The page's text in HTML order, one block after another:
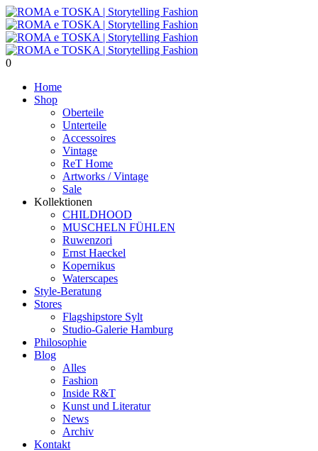
0
Home
Shop
Oberteile
Unterteile
Accessoires
Vintage
ReT Home
Artworks / Vintage
Sale
Kollektionen
CHILDHOOD
MUSCHELN FÜHLEN
Ruwenzori
Ernst Haeckel
Kopernikus
Waterscapes
Style-Beratung
Stores
Flagshipstore Sylt
Studio-Galerie Hamburg
Philosophie
Blog
Alles
Fashion
Inside R&T
Kunst und Literatur
News
Archiv
Kontakt